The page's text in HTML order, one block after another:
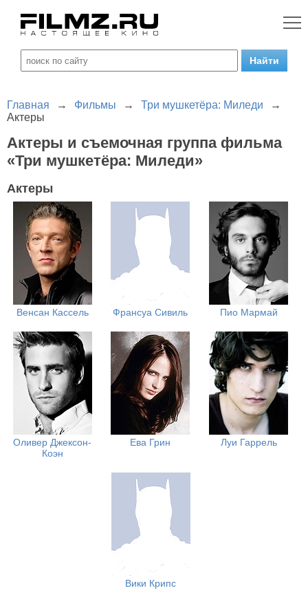
Главная → Фильмы → Три мушкетёра: Миледи
→
Актеры
Актеры и съемочная группа фильма
«Три мушкетёра: Миледи»
Актеры
Венсан Кассель Франсуа Сивиль Пио Мармай
Оливер Джексон-
Коэн
Ева Грин Луи Гаррель
Вики Крипс